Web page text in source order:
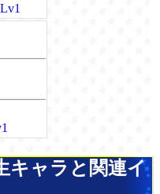
キャラと関連イ